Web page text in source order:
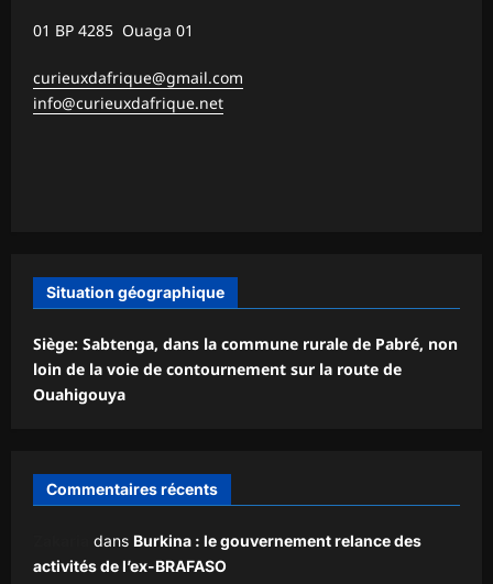
01 BP 4285 Ouaga 01
curieuxdafrique@gmail.com
info@curieuxdafrique.net
Situation géographique
Siège: Sabtenga, dans la commune rurale de Pabré, non
loin de la voie de contournement sur la route de
Ouahigouya
Commentaires récents
dans Burkina : le gouvernement relance des
activités de l’ex-BRAFASO